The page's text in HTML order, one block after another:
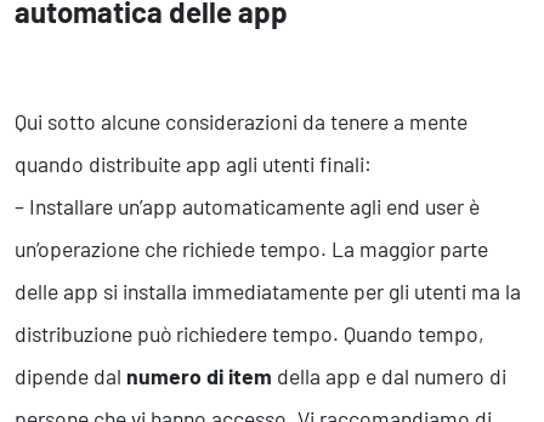
automatica delle app
Qui sotto alcune considerazioni da tenere a mente
quando distribuite app agli utenti finali:
– Installare un’app automaticamente agli end user è
un’operazione che richiede tempo. La maggior parte
delle app si installa immediatamente per gli utenti ma la
distribuzione può richiedere tempo. Quando tempo,
dipende dal numero di item della app e dal numero di